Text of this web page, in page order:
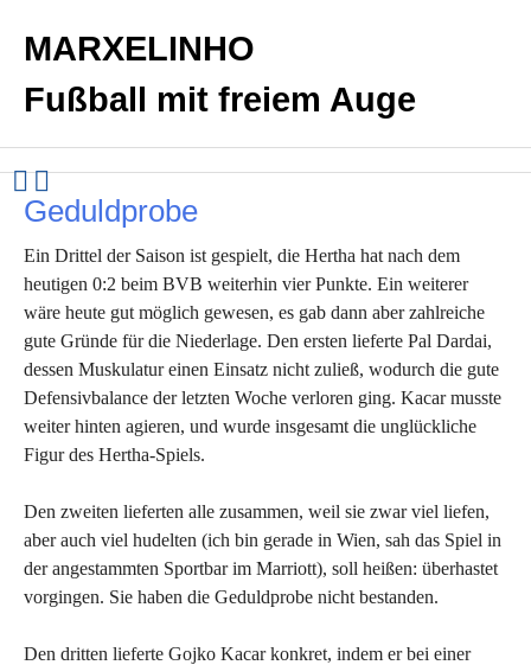
MARXELINHO
Fußball mit freiem Auge
Geduldprobe
Ein Drittel der Saison ist gespielt, die Hertha hat nach dem
heutigen 0:2 beim BVB weiterhin vier Punkte. Ein weiterer
wäre heute gut möglich gewesen, es gab dann aber zahlreiche
gute Gründe für die Niederlage. Den ersten lieferte Pal Dardai,
dessen Muskulatur einen Einsatz nicht zuließ, wodurch die gute
Defensivbalance der letzten Woche verloren ging. Kacar musste
weiter hinten agieren, und wurde insgesamt die unglückliche
Figur des Hertha-Spiels.
Den zweiten lieferten alle zusammen, weil sie zwar viel liefen,
aber auch viel hudelten (ich bin gerade in Wien, sah das Spiel in
der angestammten Sportbar im Marriott), soll heißen: überhastet
vorgingen. Sie haben die Geduldprobe nicht bestanden.
Den dritten lieferte Gojko Kacar konkret, indem er bei einer